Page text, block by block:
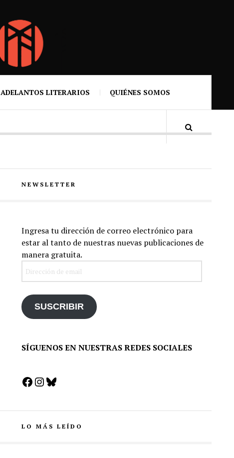
ADELANTOS LITERARIOS QUIÉNES SOMOS
NEWSLETTER
Ingresa tu dirección de correo electrónico para
estar al tanto de nuestras nuevas publicaciones de
manera gratuita.
SUSCRIBIR
SÍGUENOS EN NUESTRAS REDES SOCIALES
Facebook
Instagram
Bluesky
LO MÁS LEÍDO